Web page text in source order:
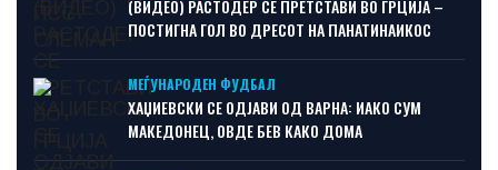
(ВИДЕО) РАСТОДЕР СЕ ПРЕТСТАВИ ВО ГРЦИЈА –
ПОСТИГНА ГОЛ ВО ДРЕСОТ НА ПАНАТИНАИКОС
МЕЃУНАРОДЕН ФУДБАЛ
ХАЏИЕВСКИ СЕ ОДЈАВИ ОД ВАРНА: ИАКО СУМ
МАКЕДОНЕЦ, ОВДЕ БЕВ КАКО ДОМА